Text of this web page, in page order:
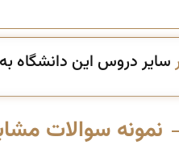
سایر دروس این دانشگاه
نمونه سوالات